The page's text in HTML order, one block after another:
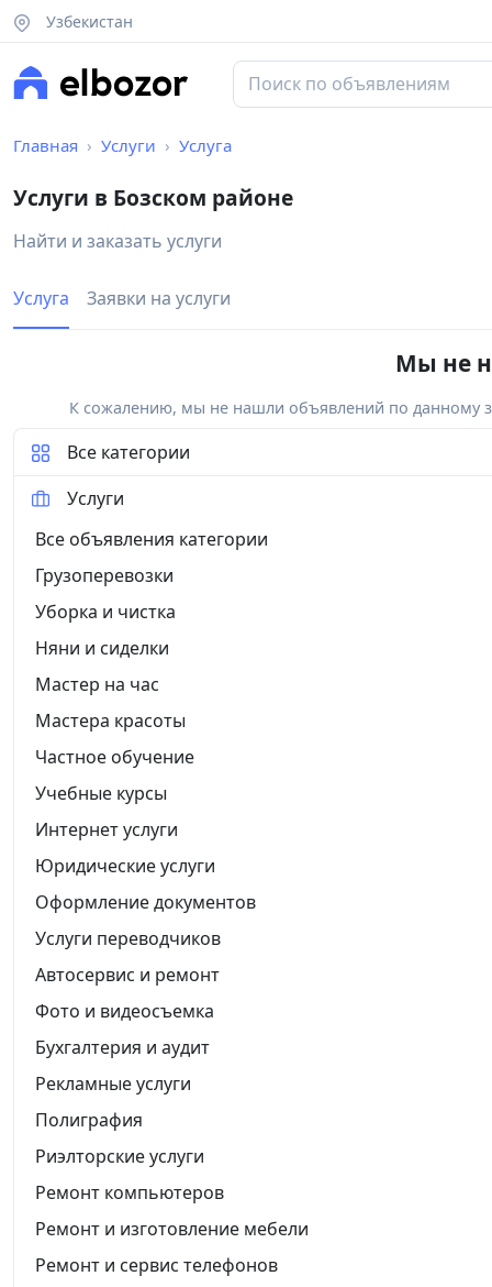
Узбекистан
Главная Услуги Услуга
Услуги в Бозском районе
Найти и заказать услуги
Услуга Заявки на услуги
Мы не
К сожалению, мы не нашли объявлений по данному
Все категории
Услуги
Все объявления категории
Грузоперевозки
Уборка и чистка
Няни и сиделки
Мастер на час
Мастера красоты
Частное обучение
Учебные курсы
Интернет услуги
Юридические услуги
Оформление документов
Услуги переводчиков
Автосервис и ремонт
Фото и видеосъемка
Бухгалтерия и аудит
Рекламные услуги
Полиграфия
Риэлторские услуги
Ремонт компьютеров
Ремонт и изготовление мебели
Ремонт и сервис телефонов